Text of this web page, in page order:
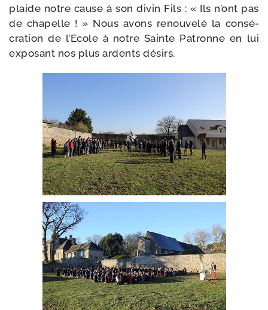
plaide notre cause à son divin Fils : « Ils n’ont pas
de cha­pelle ! » Nous avons renou­ve­lé la consé­
cra­tion de l’Ecole à notre Sainte Patronne en lui
expo­sant nos plus ardents désirs.